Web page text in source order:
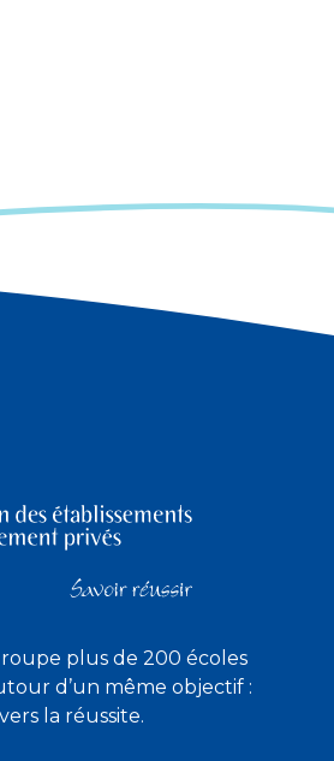
plus de 200 écoles
d’un même objectif :
la réussite.